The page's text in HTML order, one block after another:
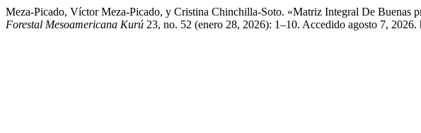
Meza-Picado, Víctor Meza-Picado, y Cristina Chinchilla-Soto. «Matriz Integral De Buenas
Forestal Mesoamericana Kurú 23, no. 52 (enero 28, 2026): 1–10. Accedido agosto 7,